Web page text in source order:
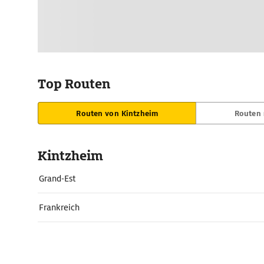
Top Routen
Routen von Kintzheim Routen
Kintzheim
Grand-Est
Frankreich